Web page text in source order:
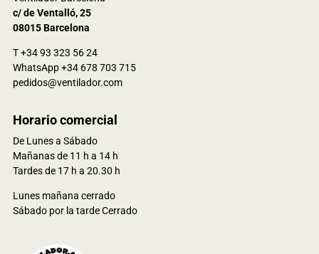
c/ de Ventalló, 25
08015 Barcelona
T +34 93 323 56 24
WhatsApp +34 678 703 715
pedidos@ventilador.com
Horario comercial
De Lunes a Sábado
Mañanas de 11 h a 14 h
Tardes de 17 h a 20.30 h
Lunes mañana cerrado
Sábado por la tarde Cerrado